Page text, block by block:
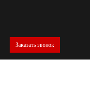
Заказать звонок